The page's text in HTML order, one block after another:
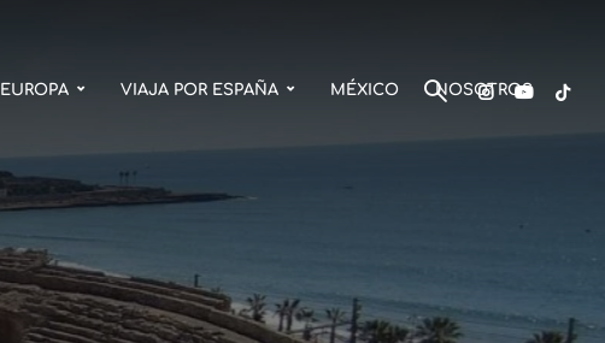
EUROPA VIAJA POR ESPAÑA MÉXICO NOSOTROS